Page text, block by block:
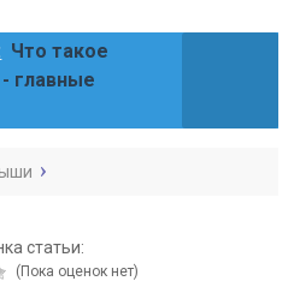
Что такое
главные
статьи:
(Пока оценок нет)